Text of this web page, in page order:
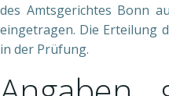
des Amtsgerichtes Bonn
eingetragen. Die Erteilung
in der Prüfung.